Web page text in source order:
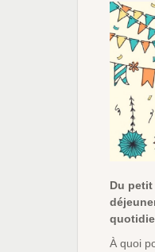
Du
À quoi